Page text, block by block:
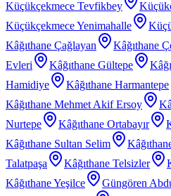
Küçükçekmece Tevfikbey
Küçükçekmece Yenimahalle
Kâğıthane Çağlayan
Kâğıthane
Evleri
Kâğıthane Gültepe
Hamidiye
Kâğıthane Harmantepe
Kâğıthane Mehmet Akif Ersoy
Nurtepe
Kâğıthane Ortabayır
Kâğıthane Sultan Selim
Talatpaşa
Kâğıthane Telsizler
Kâğıthane Yeşilce
Güngören